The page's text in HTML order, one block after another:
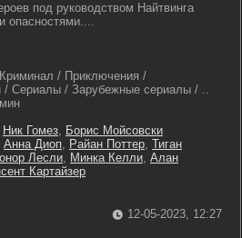
под руководством Найтвинга
опасностями....
/ Приключения /
/ Сериалы / Зарубежные сериалы / ..
Ник Гомез, Борис Мойсовски
Анна Диоп, Райан Поттер, Тиган
Лесли, Минка Келли, Алан
Картайзер
12-05-2023, 12:27